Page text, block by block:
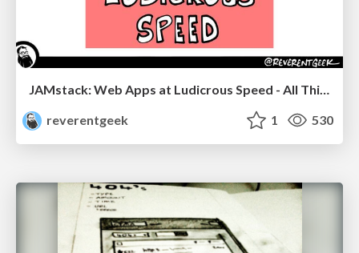
JAMstack: Web Apps at Ludicrous Speed - All Things Open 2022
reverentgeek
1 530